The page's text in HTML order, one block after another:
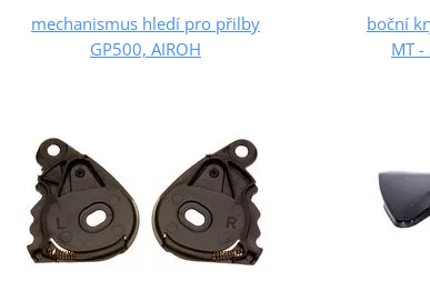
mechanismus hledí pro přilby
GP500, AIROH
boční
MT